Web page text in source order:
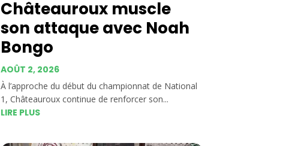
Châteauroux muscle
son attaque avec Noah
Bongo
AOÛT 2, 2026
À l’approche du début du championnat de National
1, Châteauroux continue de renforcer son...
LIRE PLUS